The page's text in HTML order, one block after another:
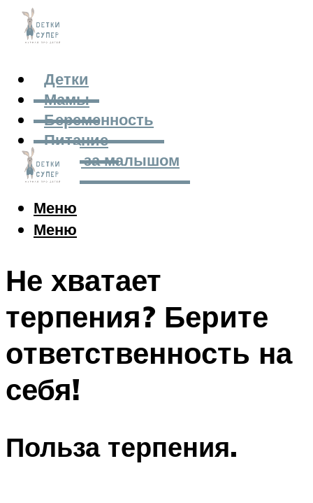
Детки
Мамы
Беременность
Питание
Уход за малышом
Меню
Меню
Не хватает
терпения? Берите
ответственность на
себя!
Польза терпения.